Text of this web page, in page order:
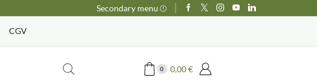
Secondary menu
CGV
0 0,00€